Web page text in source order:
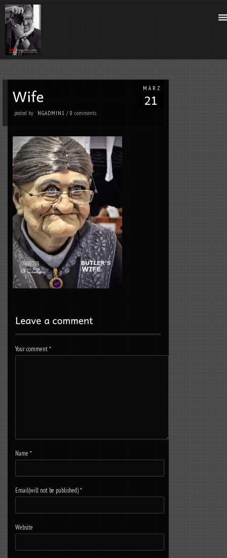
MÄRZ
posted by NGADMIN1 /0comments
Your comment*
Name*
Email(will not be published)*
Website